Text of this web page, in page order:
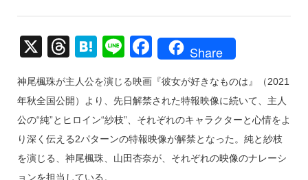
X
T
e
a
d
s
H
e
n
a
Li
e
F
c
e
b
o
Share
神尾楓珠が主人公を演じる映画『彼女が好きなものは』（2021
年秋全国公開）より、先日解禁された特報映像に続いて、主人
公の“純”とヒロイン“紗枝”、それぞれのキャラクターと心情をよ
り深く伝える2パターンの特報映像が解禁となった。純と紗枝
を演じる、神尾楓珠、山田杏奈が、それぞれの映像のナレーシ
ョンを担当している。